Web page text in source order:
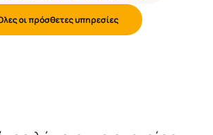
οι πρόσθετες υπηρεσίες